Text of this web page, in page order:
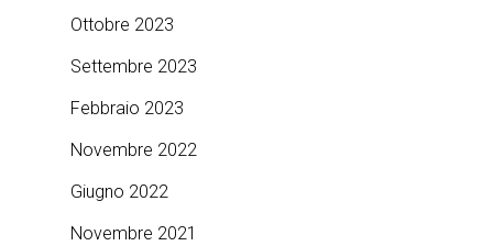
Ottobre 2023
Settembre 2023
Febbraio 2023
Novembre 2022
Giugno 2022
Novembre 2021